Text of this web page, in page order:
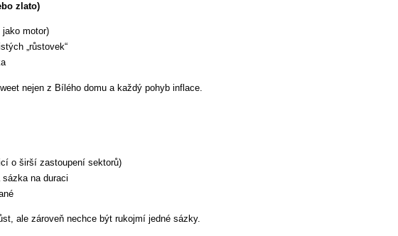
zlato)
motor)
„růstovek“
nejen z Bílého domu a každý pohyb inflace.
o širší zastoupení sektorů)
na duraci
ale zároveň nechce být rukojmí jedné sázky.